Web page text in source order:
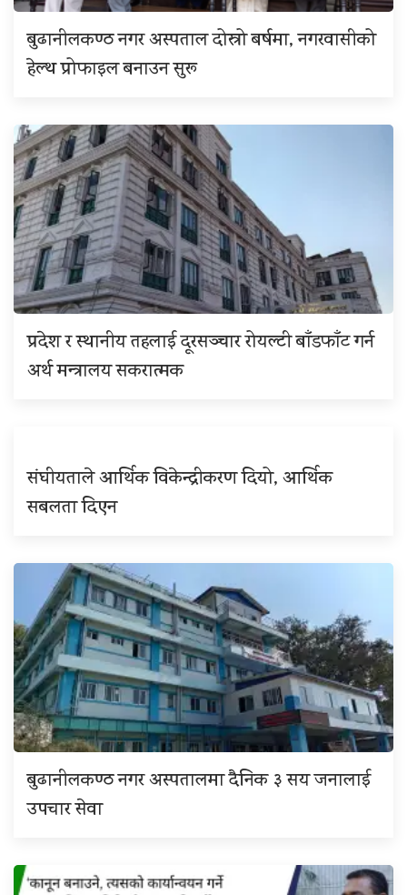
बुढानीलकण्ठ नगर अस्पताल दोस्रो बर्षमा, नगरवासीको
हेल्थ प्रोफाइल बनाउन सुरू
प्रदेश र स्थानीय तहलाई दूरसञ्चार रोयल्टी बाँडफाँट गर्न
अर्थ मन्त्रालय सकरात्मक
संघीयताले आर्थिक विकेन्द्रीकरण दियो, आर्थिक
सबलता दिएन
बुढानीलकण्ठ नगर अस्पतालमा दैनिक ३ सय जनालाई
उपचार सेवा